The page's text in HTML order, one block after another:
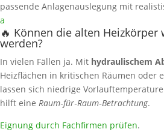
passende Anlagenauslegung mit
a
🔥 Können die alten Heizkörper
werden?
In vielen Fällen ja. Mit hydraulischem
Heizflächen in kritischen Räumen oder
lassen sich niedrige
hilft eine Raum‑für‑Raum‑Betrachtung.
Eignung durch Fachfirmen prüfen.